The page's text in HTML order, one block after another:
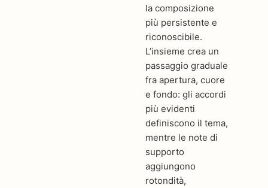
la composizione
più persistente e
riconoscibile.
L’insieme crea un
passaggio graduale
fra apertura, cuore
e fondo: gli accordi
più evidenti
definiscono il tema,
mentre le note di
supporto
aggiungono
rotondità,